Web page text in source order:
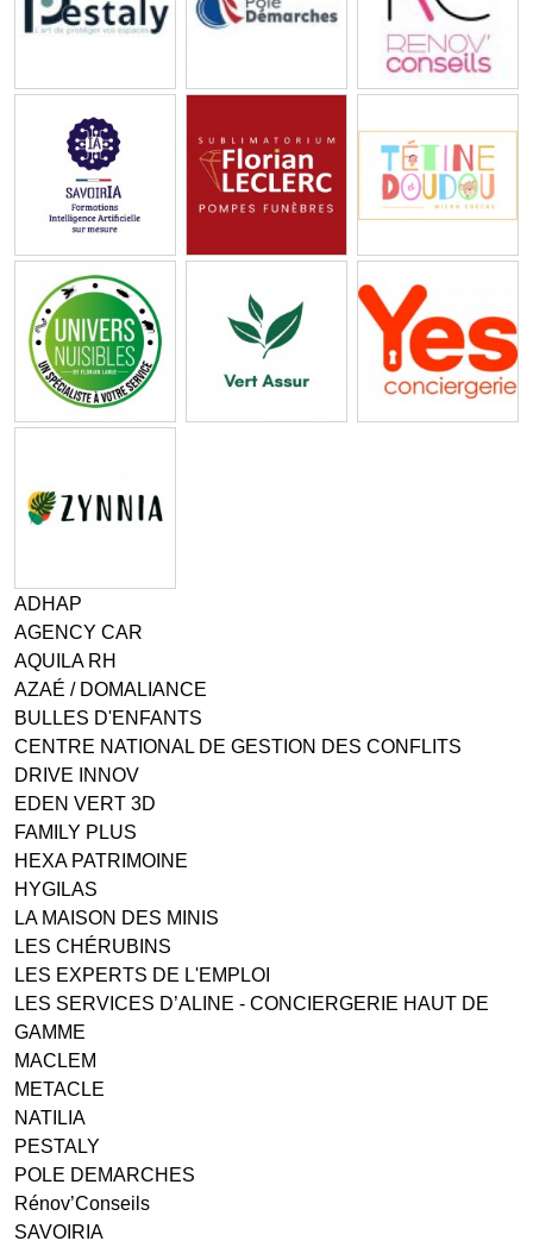
ADHAP
AGENCY CAR
AQUILA RH
AZAÉ / DOMALIANCE
BULLES D'ENFANTS
CENTRE NATIONAL DE GESTION DES CONFLITS
DRIVE INNOV
EDEN VERT 3D
FAMILY PLUS
HEXA PATRIMOINE
HYGILAS
LA MAISON DES MINIS
LES CHÉRUBINS
LES EXPERTS DE L'EMPLOI
LES SERVICES D’ALINE - CONCIERGERIE HAUT DE
GAMME
MACLEM
METACLE
NATILIA
PESTALY
POLE DEMARCHES
Rénov’Conseils
SAVOIRIA